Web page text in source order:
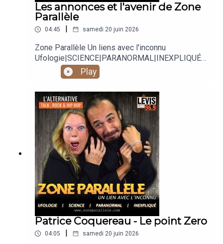
Les annonces et l'avenir de Zone
Parallèle
04:45 samedi 20 juin 2026
Zone Parallèle Un liens avec l'inconnu
Ufologie|SCIENCE|PARANORMAL|INEXPLIQUÉ
Animé par Carole Lauzé, SteveZ
https://www.facebook.com/zoneparallele
https://www.facebook.com/SteveZ582
https://www.zoneparallele.com/
https://twitter.com/zoneparallele
https://www.youtube.com/@zoneparallele
Play
Patrice Coquereau - Le point Zero
04:05 samedi 20 juin 2026